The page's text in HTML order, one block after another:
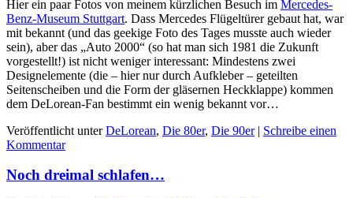
Hier ein paar Fotos von meinem kürzlichen Besuch im Mercedes-
Benz-Museum Stuttgart. Dass Mercedes Flügeltürer gebaut hat, war
mit bekannt (und das geekige Foto des Tages musste auch wieder
sein), aber das „Auto 2000“ (so hat man sich 1981 die Zukunft
vorgestellt!) ist nicht weniger interessant: Mindestens zwei
Designelemente (die – hier nur durch Aufkleber – geteilten
Seitenscheiben und die Form der gläsernen Heckklappe) kommen
dem DeLorean-Fan bestimmt ein wenig bekannt vor…
Veröffentlicht unter DeLorean, Die 80er, Die 90er | Schreibe einen
Kommentar
Noch dreimal schlafen…